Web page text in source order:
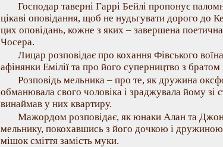
Господар таверні Гаррі Бейлі пропонує
цікаві оповідання, щоб не нудьгувати дорого до
цих оповідань, кожне з яких – завершена
Чосера.
Лицар розповідає про кохання Фівського
афінянки Емілії та про його суперництво з
Розповідь мельника – про те, як дружина
обманювала свого чоловіка і зраджувала йому зі
винаймав у них квартиру.
Мажордом розповідає, як юнаки Алан та
мельнику, покохавшись з його дочкою і
мішок сміття замість муки.